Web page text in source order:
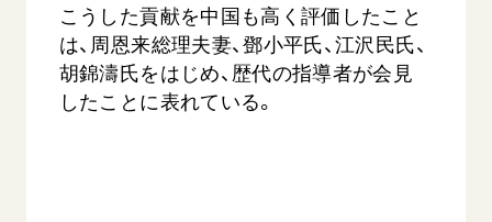
こうした貢献を中国も高く評価したこと
は、周恩来総理夫妻、鄧小平氏、江沢民氏、
胡錦濤氏をはじめ、歴代の指導者が会見
したことに表れている。